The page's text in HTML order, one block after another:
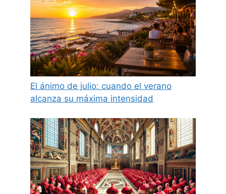
El ánimo de julio: cuando el verano
alcanza su máxima intensidad